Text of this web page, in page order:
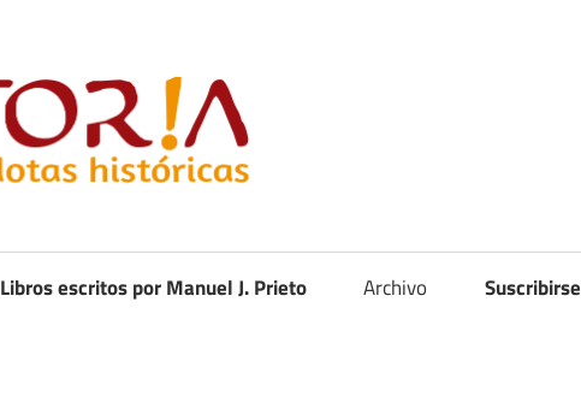
Libros escritos por Manuel J. Prieto Archivo